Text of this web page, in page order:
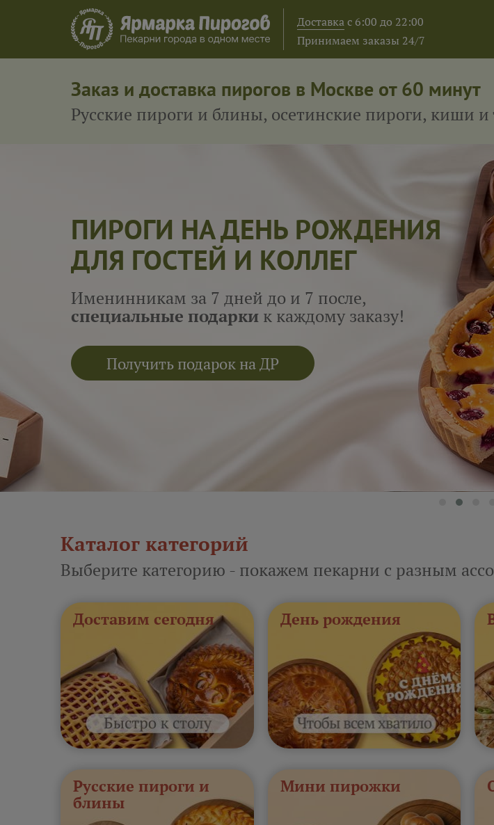
Доставкас 6:00 до 22:00
Принимаем заказы 24/7
Заказ и доставка пирогов в Москве от 60 минут
Русские пироги и блины, осетинские пироги, киши
ПИРОГИ НА ДЕНЬ РОЖДЕНИЯ
ДЛЯ ГОСТЕЙ И КОЛЛЕГ
Именинникам за 7 дней до и 7 после,
специальные подарки к каждому заказу!
Получить подарок на ДР
Каталог категорий
Выберите категорию - покажем пекарни с разным
Доставим сегодня День рождения
Русские пироги и
блины
Мини пирожки